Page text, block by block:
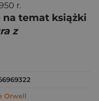
r.
na temat książki
z
Orwell